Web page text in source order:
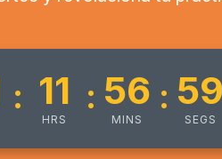
: 11
HRS
: 56
MINS
: 59
SEGS